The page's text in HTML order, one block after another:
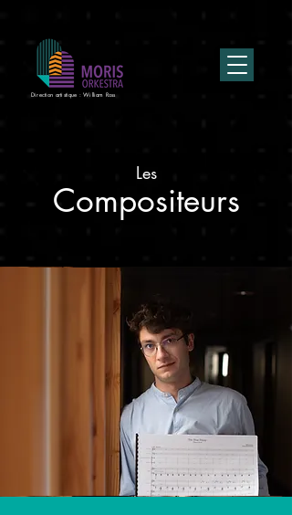
Direction artistique : William Ross
Les
Compositeurs